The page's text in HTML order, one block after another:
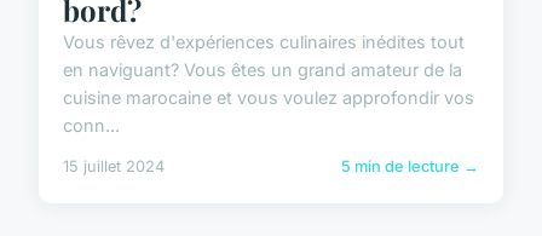
bord?
Vous rêvez d'expériences culinaires inédites tout
en naviguant? Vous êtes un grand amateur de la
cuisine marocaine et vous voulez approfondir vos
conn...
15 juillet 2024 5 min de lecture →